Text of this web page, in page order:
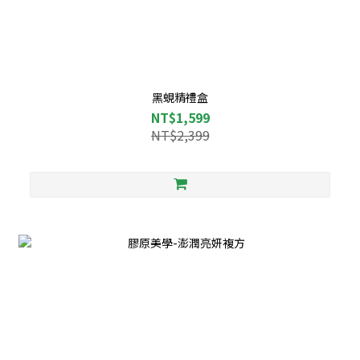
黑蜆精禮盒
NT$1,599
NT$2,399